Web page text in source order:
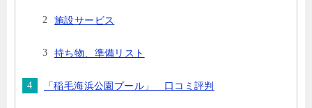
施設サービス
持ち物、準備リスト
「稲毛海浜公園プール」 口コミ評判